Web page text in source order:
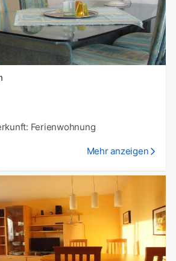
Ferienwohnung
Mehr anzeigen